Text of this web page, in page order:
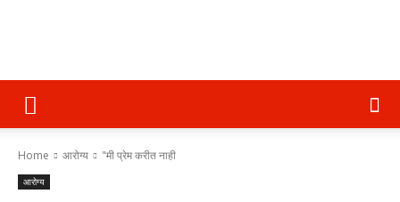
पुणे
Home आरोग्य "मी प्रेम करीत नाही
आरोग्य